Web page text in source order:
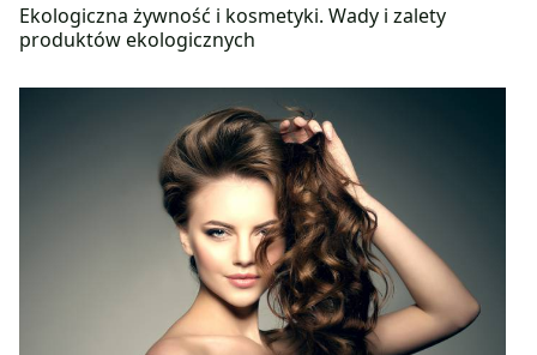
Ekologiczna żywność i kosmetyki. Wady i zalety
produktów ekologicznych